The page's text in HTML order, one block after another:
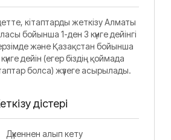
кітаптарды жеткізу Алматы
бойынша 1-ден 3 күнге дейінгі
және Қазақстан бойынша
дейін (егер біздің қоймада
болса) жүзеге асырылады.
әдістері
Дүкеннен алып кету